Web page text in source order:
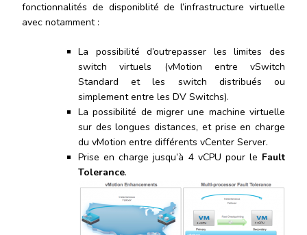
fonctionnalités de disponiblité de l’infrastructure virtuelle
avec notamment :
La possibilité d’outrepasser les limites des
switch virtuels (vMotion entre vSwitch
Standard et les switch distribués ou
simplement entre les DV Switchs).
La possibilité de migrer une machine virtuelle
sur des longues distances, et prise en charge
du vMotion entre différents vCenter Server.
Prise en charge jusqu’à 4 vCPU pour le Fault
Tolerance.